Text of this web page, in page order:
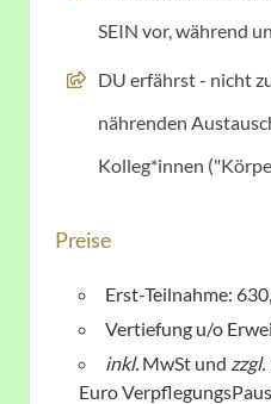
SEIN vor, während
DU erfährst - nicht
nährenden
Kolleg*innen
Preise
Erst-Teilnahme:
Vertiefung u/o
inkl. MwSt und zzgl.
Euro